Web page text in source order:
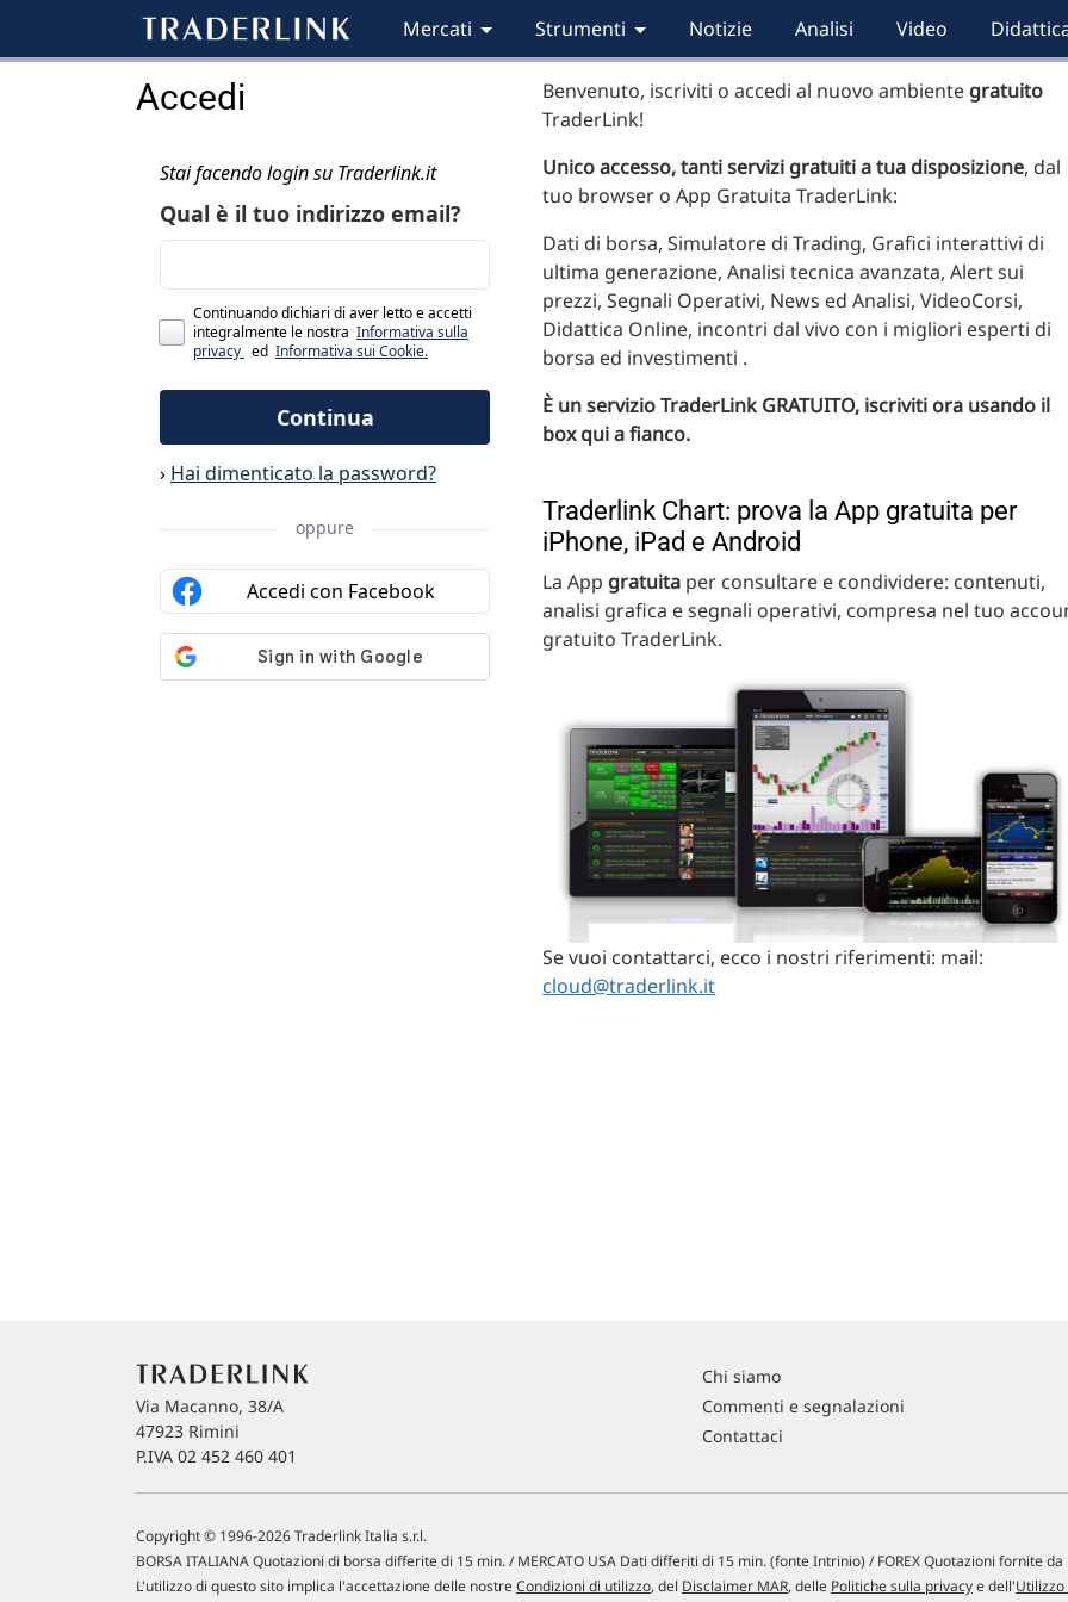
Mercati Strumenti Notizie Analisi Video
Accedi Benvenuto, iscriviti o accedi al nuovo ambiente gratuito
TraderLink!
Unico accesso, tanti servizi gratuiti a tua disposizione, dal
tuo browser o App Gratuita TraderLink:
Dati di borsa, Simulatore di Trading, Grafici interattivi di
ultima generazione, Analisi tecnica avanzata, Alert sui
prezzi, Segnali Operativi, News ed Analisi, VideoCorsi,
Didattica Online, incontri dal vivo con i migliori esperti di
borsa ed investimenti .
È un servizio TraderLink GRATUITO, iscriviti ora usando il
box qui a fianco.
Traderlink Chart: prova la App gratuita per
iPhone, iPad e Android
La App gratuita per consultare e condividere: contenuti,
analisi grafica e segnali operativi, compresa nel tuo
gratuito TraderLink.
Se vuoi contattarci, ecco i nostri riferimenti: mail:
cloud@traderlink.it
Via Macanno, 38/A
47923 Rimini
P.IVA 02 452 460 401
Chi siamo
Commenti e segnalazioni
Contattaci
Copyright © 1996-2026 Traderlink Italia s.r.l.
BORSA ITALIANA Quotazioni di borsa differite di 15 min. / MERCATO USA Dati differiti di 15 min. (fonte Intrinio) / FOREX Quotazioni fornite da
L'utilizzo di questo sito implica l'accettazione delle nostreCondizioni di utilizzo, del Disclaimer MAR, delle Politiche sulla privacye dell'